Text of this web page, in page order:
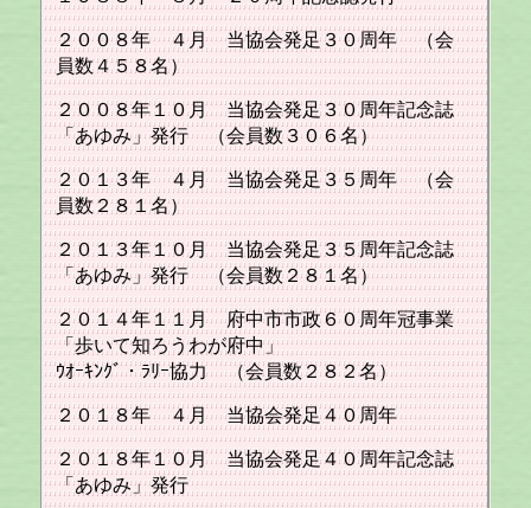
２００８年 ４月 当協会発足３０周年 （会
員数４５８名）
２００８年１０月 当協会発足３０周年記念誌
「あゆみ」発行 （会員数３０６名）
２０１３年 ４月 当協会発足３５周年 （会
員数２８１名）
２０１３年１０月 当協会発足３５周年記念誌
「あゆみ」発行 （会員数２８１名）
２０１４年１１月 府中市市政６０周年冠事業
「歩いて知ろうわが府中」
ｳｵｰｷﾝｸﾞ・ﾗﾘｰ協力 （会員数２８２名）
２０１８年 ４月 当協会発足４０周年
２０１８年１０月 当協会発足４０周年記念誌
「あゆみ」発行